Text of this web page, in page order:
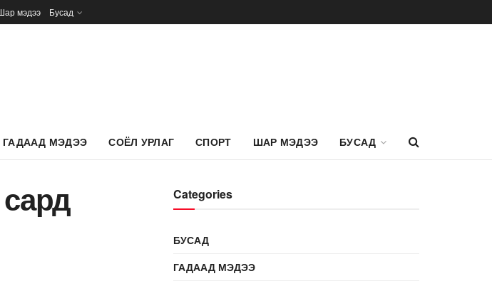
мэдээ Бусад
ГАДААД МЭДЭЭ СОЁЛ УРЛАГ СПОРТ ШАР МЭДЭЭ БУСАД
Categories
БУСАД
ГАДААД МЭДЭЭ